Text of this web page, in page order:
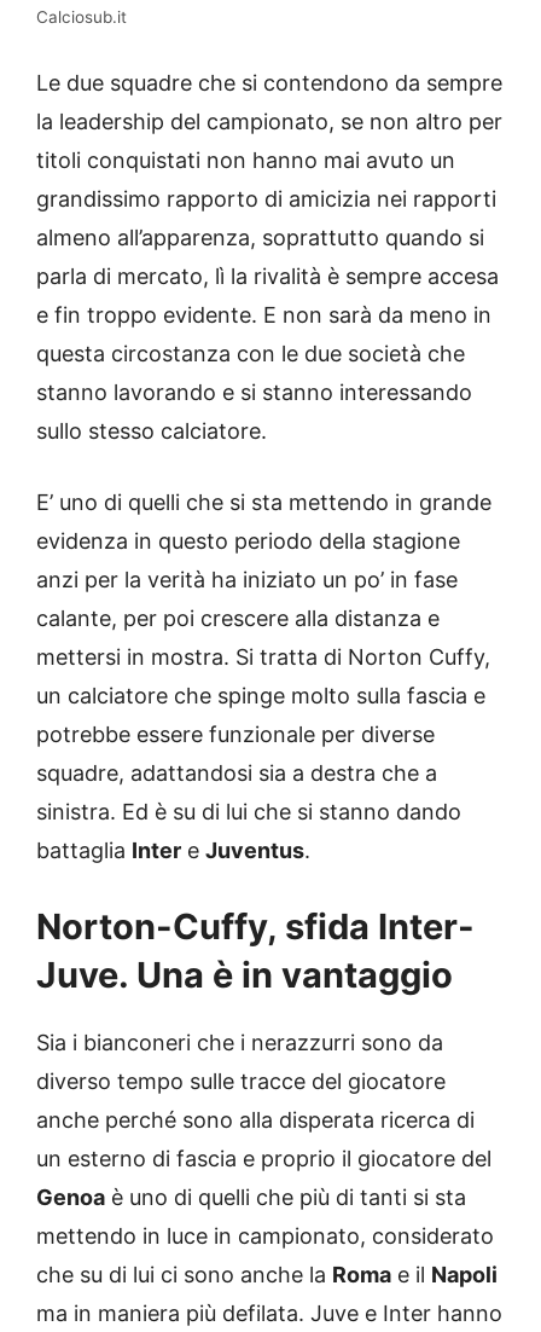
Calciosub.it
Le due squadre che si contendono da sempre
la leadership del campionato, se non altro per
titoli conquistati non hanno mai avuto un
grandissimo rapporto di amicizia nei rapporti
almeno all’apparenza, soprattutto quando si
parla di mercato, lì la rivalità è sempre accesa
e fin troppo evidente. E non sarà da meno in
questa circostanza con le due società che
stanno lavorando e si stanno interessando
sullo stesso calciatore.
E’ uno di quelli che si sta mettendo in grande
evidenza in questo periodo della stagione
anzi per la verità ha iniziato un po’ in fase
calante, per poi crescere alla distanza e
mettersi in mostra. Si tratta di Norton Cuffy,
un calciatore che spinge molto sulla fascia e
potrebbe essere funzionale per diverse
squadre, adattandosi sia a destra che a
sinistra. Ed è su di lui che si stanno dando
battaglia Inter e Juventus.
Norton-Cuffy, sfida Inter-
Juve. Una è in vantaggio
Sia i bianconeri che i nerazzurri sono da
diverso tempo sulle tracce del giocatore
anche perché sono alla disperata ricerca di
un esterno di fascia e proprio il giocatore del
Genoa è uno di quelli che più di tanti si sta
mettendo in luce in campionato, considerato
che su di lui ci sono anche la Roma e il Napoli
ma in maniera più defilata. Juve e Inter hanno